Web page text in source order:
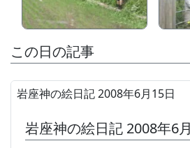
この日の記事
岩座神の絵日記 2008年6月15日
岩座神の絵日記 2008年6